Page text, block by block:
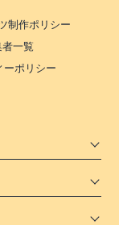
制作ポリシー
一覧
ーポリシー